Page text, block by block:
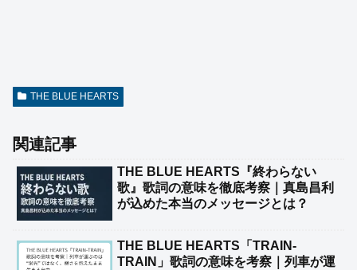
THE BLUE HEARTS
関連記事
THE BLUE HEARTS『終わらない
歌』歌詞の意味を徹底考察｜真島昌利
が込めた本当のメッセージとは？
THE BLUE HEARTS「TRAIN-
TRAIN」歌詞の意味を考察｜列車が運